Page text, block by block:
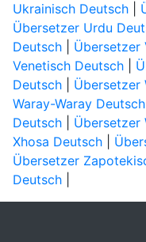
Ukrainisch Deutsch|
Übersetzer Urdu
Deutsch| Übersetzer
Venetisch Deutsch|
Deutsch| Übersetzer
Waray-Waray Deutsch
Deutsch| Übersetzer
Xhosa Deutsch|
Übersetzer
Deutsch|